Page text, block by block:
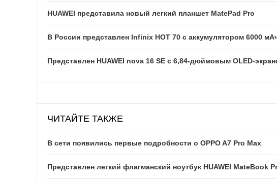
HUAWEI представила новый легкий планшет MatePad Pro
В России представлен Infinix HOT 70 с аккумулятором 6000
Представлен HUAWEI nova 16 SE с 6,84-дюймовым OLED-
ЧИТАЙТЕ ТАКЖЕ
В сети появились первые подробности о OPPO A7 Pro Max
Представлен легкий флагманский ноутбук HUAWEI MateBook